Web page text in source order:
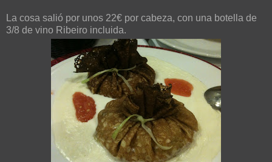
La cosa salió por unos 22€ por cabeza, con una botella de
3/8 de vino Ribeiro incluida.